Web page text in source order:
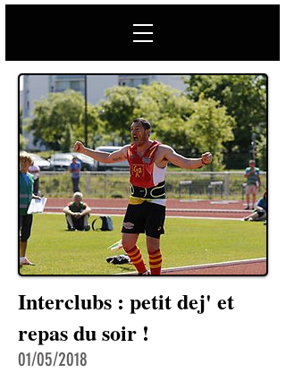
Interclubs : petit dej' et
repas du soir !
01/05/2018